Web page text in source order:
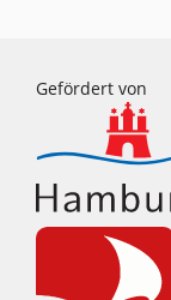
Gefördert von